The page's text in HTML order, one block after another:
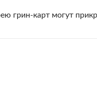
грин-карт могут